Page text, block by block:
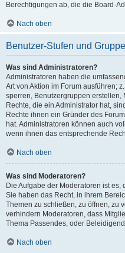
Berechtigungen ab, die die Board-
Nach oben
Benutzer-Stufen und
Was sind Administratoren?
Administratoren haben die
Art von Aktion im Forum ausführen;
sperren, Benutzergruppen erstellen,
Rechte, die ein Administrator hat,
Rechte ihnen ein Gründer des
hat. Administratoren können auch
wenn ihnen das entsprechende
Nach oben
Was sind Moderatoren?
Die Aufgabe der Moderatoren ist
Sie haben das Recht, in ihrem
Themen zu schließen, zu öffnen, zu
verhindern Moderatoren, dass
Thema Passendes, oder
Nach oben